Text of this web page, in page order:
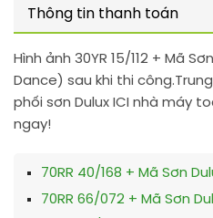
Thông tin thanh toán
Hình ảnh 30YR 15/112 + Mã
Dance) sau khi thi
phối sơn Dulux ICI nhà máy
ngay!
70RR 40/168 + Mã Sơn
70RR 66/072 + Mã Sơn